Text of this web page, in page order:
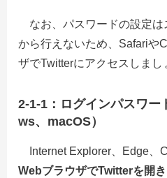
なお、パスワードの設定は
から行えないため、Safariや
ザでTwitterにアクセスしまし
2-1-1：ログインパスワ
ws、macOS）
Internet Explorer、Edge、
WebブラウザでTwitterを開